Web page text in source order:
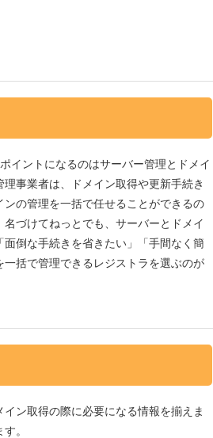
イントになるのはサーバー管理とドメイ
事業者は、ドメイン取得や更新手続き
の管理を一括で任せることができるの
づけてねっとでも、サーバーとドメイ
倒な手続きを省きたい」「手間なく簡
括で管理できるレジストラを選ぶのが
ン取得の際に必要になる情報を揃えま
。